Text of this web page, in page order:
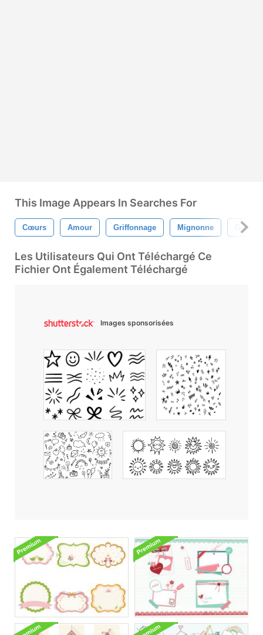
This Image Appears In Searches For
Cœurs Amour Griffonnage Mignonne Girly
Les Utilisateurs Qui Ont Téléchargé Ce
Fichier Ont Également Téléchargé
Images sponsorisées